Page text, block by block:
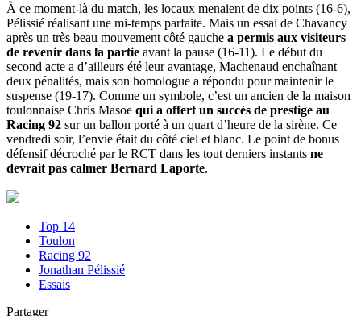
À ce moment-là du match, les locaux menaient de dix points (16-6),
Pélissié réalisant une mi-temps parfaite. Mais un essai de Chavancy
après un très beau mouvement côté gauche a permis aux visiteurs
de revenir dans la partie avant la pause (16-11). Le début du
second acte a d’ailleurs été leur avantage, Machenaud enchaînant
deux pénalités, mais son homologue a répondu pour maintenir le
suspense (19-17). Comme un symbole, c’est un ancien de la maison
toulonnaise Chris Masoe qui a offert un succès de prestige au
Racing 92 sur un ballon porté à un quart d’heure de la sirène. Ce
vendredi soir, l’envie était du côté ciel et blanc. Le point de bonus
défensif décroché par le RCT dans les tout derniers instants ne
devrait pas calmer Bernard Laporte.
Top 14
Toulon
Racing 92
Jonathan Pélissié
Essais
Partager